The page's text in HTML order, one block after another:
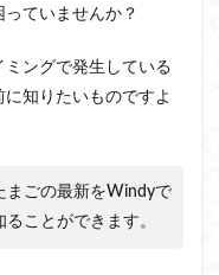
ていませんか？
ングで発生している
知りたいものですよ
まごの最新をWindyで
ことができます。